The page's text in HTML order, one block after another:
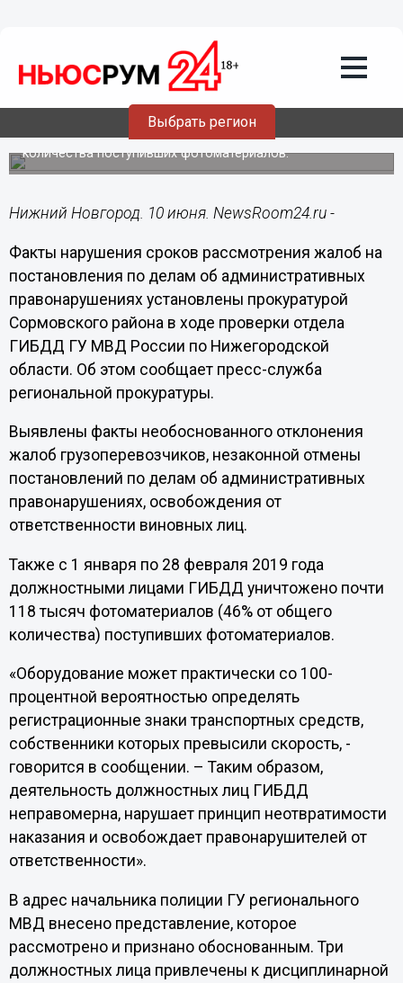
Выбрать регион
10.06.201914:04
ГИБДД в Нижнем Новгороде
уничтожила фото с нарушениями
В общей сложности уничтожено 46% от общего
количества поступивших фотоматериалов.
Нижний Новгород. 10 июня. NewsRoom24.ru -
Факты нарушения сроков рассмотрения жалоб на
постановления по делам об административных
правонарушениях установлены прокуратурой
Сормовского района в ходе проверки отдела
ГИБДД ГУ МВД России по Нижегородской
области. Об этом сообщает пресс-служба
региональной прокуратуры.
Выявлены факты необоснованного отклонения
жалоб грузоперевозчиков, незаконной отмены
постановлений по делам об административных
правонарушениях, освобождения от
ответственности виновных лиц.
Также с 1 января по 28 февраля 2019 года
должностными лицами ГИБДД уничтожено почти
118 тысяч фотоматериалов (46% от общего
количества) поступивших фотоматериалов.
«Оборудование может практически со 100-
процентной вероятностью определять
регистрационные знаки транспортных средств,
собственники которых превысили скорость, -
говорится в сообщении. – Таким образом,
деятельность должностных лиц ГИБДД
неправомерна, нарушает принцип неотвратимости
наказания и освобождает правонарушителей от
ответственности».
В адрес начальника полиции ГУ регионального
МВД внесено представление, которое
рассмотрено и признано обоснованным. Три
должностных лица привлечены к дисциплинарной